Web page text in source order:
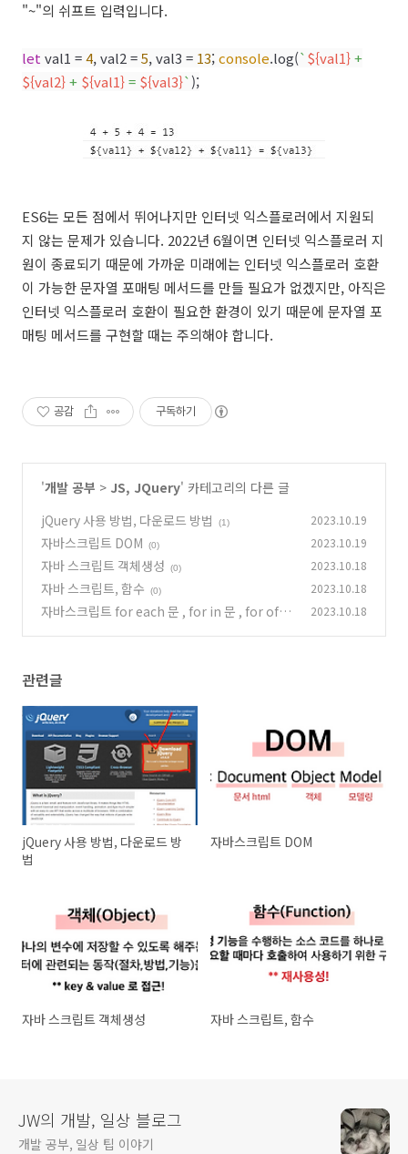
"~"의 쉬프트 입력입니다.
let val1 =4, val2 =5, val3 = 13;console.log(`${val1}+
${val2}+ ${val1}= ${val3}`);
ES6는 모든 점에서 뛰어나지만 인터넷 익스플로러에서 지원되
지 않는 문제가 있습니다. 2022년 6월이면 인터넷 익스플로러 지
원이 종료되기 때문에 가까운 미래에는 인터넷 익스플로러 호환
이 가능한 문자열 포매팅 메서드를 만들 필요가 없겠지만, 아직은
인터넷 익스플로러 호환이 필요한 환경이 있기 때문에 문자열 포
매팅 메서드를 구현할 때는 주의해야 합니다.
공감 구독하기
'개발 공부 > JS, JQuery' 카테고리의 다른 글
jQuery 사용 방법, 다운로드 방법
(1) 2023.10.19
자바스크립트 DOM (0) 2023.10.19
자바 스크립트 객체생성 (0) 2023.10.18
자바 스크립트, 함수 (0) 2023.10.18
자바스크립트 for each 문 , for in 문 , for of문 2023.10.18
관련글
jQuery 사용 방법, 다운로드 방
법
자바스크립트 DOM
자바 스크립트 객체생성 자바 스크립트, 함수
JW의 개발, 일상 블로그
개발 공부, 일상 팁 이야기